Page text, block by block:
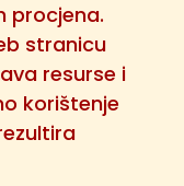
procjena.
stranicu
resurse i
korištenje